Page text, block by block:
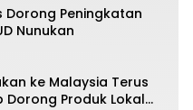
Dorong Peningkatan
Nunukan
ke Malaysia Terus
Dorong Produk Lokal